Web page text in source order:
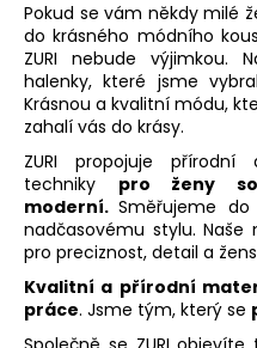
Pokud se vám někdy milé
do krásného módního
ZURI nebude výjimkou.
halenky, které jsme
Krásnou a kvalitní módu,
zahalí vás do krásy.
ZURI propojuje
techniky pro ženy
moderní.Směřujeme
nadčasovému stylu. Naše
pro preciznost, detail a
Kvalitní a přírodní
práce. Jsme tým, který se